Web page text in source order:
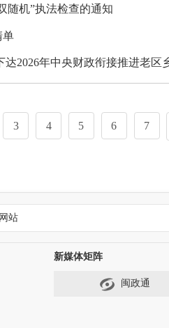
随机”执法检查的通知
单
2026年中央财政衔接推进老区
3 4 5 6 7
站
新媒体矩阵
闽政通